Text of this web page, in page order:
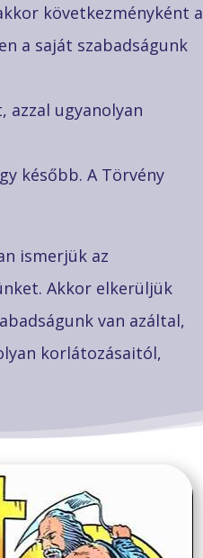
következményként a
a saját szabadságunk
ugyanolyan
később. A Törvény
ismerjük az
Akkor elkerüljük
van azáltal,
korlátozásaitól,